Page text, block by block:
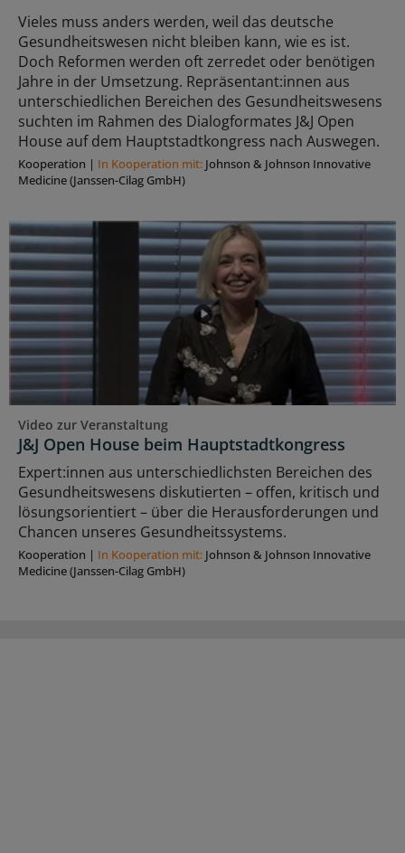
Vieles muss anders werden, weil das deutsche
Gesundheitswesen nicht bleiben kann, wie es ist.
Doch Reformen werden oft zerredet oder benötigen
Jahre in der Umsetzung. Repräsentant:innen aus
unterschiedlichen Bereichen des Gesundheitswesens
suchten im Rahmen des Dialogformates J&J Open
House auf dem Hauptstadtkongress nach Auswegen.
Kooperation | In Kooperation mit: Johnson & Johnson Innovative
Medicine (Janssen-Cilag GmbH)
Video zur Veranstaltung
J&J Open House beim Hauptstadtkongress
Expert:innen aus unterschiedlichsten Bereichen des
Gesundheitswesens diskutierten – offen, kritisch und
lösungsorientiert – über die Herausforderungen und
Chancen unseres Gesundheitssystems.
Kooperation | In Kooperation mit: Johnson & Johnson Innovative
Medicine (Janssen-Cilag GmbH)